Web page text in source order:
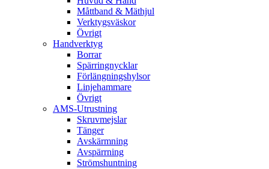
Måttband & Mäthjul
Verktygsväskor
Övrigt
Handverktyg
Borrar
Spärringnycklar
Förlängningshylsor
Linjehammare
Övrigt
AMS-Utrustning
Skruvmejslar
Tänger
Avskärmning
Avspärrning
Strömshuntning